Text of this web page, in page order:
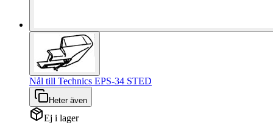
Nål till Technics EPS-34 STED
Heter även
Ej i lager